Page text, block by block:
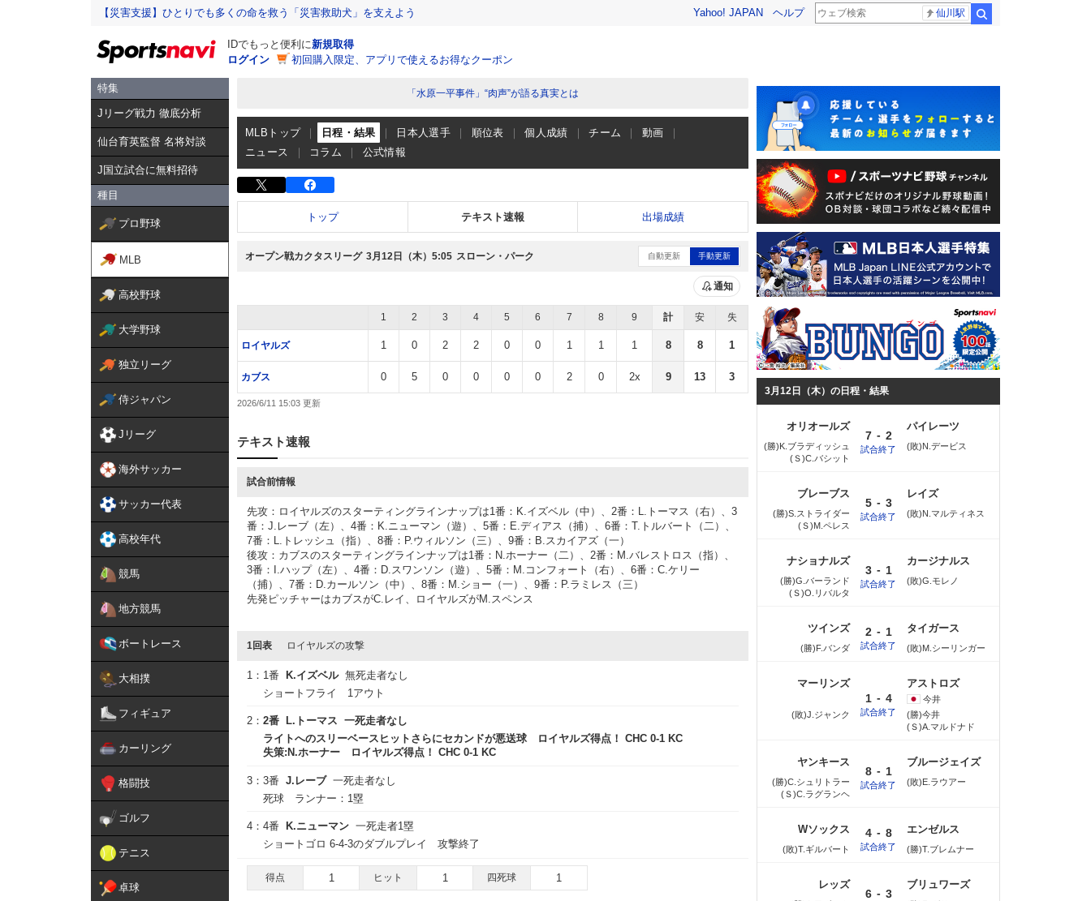
【災害支援】ひとりでも多くの命を救う「災害救助犬」を支えよう Yahoo! JAPAN ヘルプ 仙川駅
IDでもっと便利に新規取得
ログイン
初回購入限定、アプリで使えるお得なクーポン
特集
Jリーグ戦力 徹底分析
仙台育英監督 名将対談
J国立試合に無料招待
種目
プロ野球
MLB
高校野球
大学野球
独立リーグ
侍ジャパン
Jリーグ
海外サッカー
サッカー代表
高校年代
競馬
地方競馬
ボートレース
大相撲
フィギュア
カーリング
格闘技
ゴルフ
テニス
卓球
「水原一平事件」“肉声”が語る真実とは
MLBトップ 日程・結果 日本人選手 順位表 個人成績 チーム
動画
ニュース
コラム 公式情報
トップ テキスト速報 出場成績
オープン戦カクタスリーグ 3月12日（木） 5:05 スローン・パーク 自動更新 手動更新
通知
1 2 3 4 5 6 7 8 9 計 安 失
ロイヤルズ 1 0 2 2 0 0 1 1 1 8 8 1
カブス 0 5 0 0 0 0 2 0 2x 9 13 3
2026/6/11 15:03
テキスト速報
試合前情報
先攻：ロイヤルズのスターティングラインナップは1番：K.イズベル（中）、2番：L.トーマス（右）、3
番：J.レーブ（左）、4番：K.ニューマン（遊）、5番：E.ディアス（捕）、6番：T.トルバート（二）、
7番：L.トレッシュ（指）、8番：P.ウィルソン（三）、9番：B.スカイアズ（一）
後攻：カブスのスターティングラインナップは1番：N.ホーナー（二）、2番：M.バレストロス（指）、
3番：I.ハップ（左）、4番：D.スワンソン（遊）、5番：M.コンフォート（右）、6番：C.ケリー
（捕）、7番：D.カールソン（中）、8番：M.ショー（一）、9番：P.ラミレス（三）
先発ピッチャーはカブスがC.レイ、ロイヤルズがM.スペンス
1回表 ロイヤルズの攻撃
1： 1番 K.イズベル 無死走者なし
ショートフライ 1アウト
2： 2番 L.トーマス 一死走者なし
ライトへのスリーベースヒットさらにセカンドが悪送球 ロイヤルズ得点！ CHC 0-1 KC
失策:N.ホーナー ロイヤルズ得点！ CHC 0-1 KC
3： 3番 J.レーブ 一死走者なし
死球 ランナー：1塁
4： 4番 K.ニューマン 一死走者1塁
ショートゴロ 6-4-3のダブルプレイ 攻撃終了
得点 1 ヒット 1 四死球 1
3月12日（木）の日程・結果
オリオールズ
(勝)K.ブラディッシュ
(Ｓ)C.バシット
7 - 2
試合終了
パイレーツ
(敗)N.デービス
ブレーブス
(勝)S.ストライダー
(Ｓ)M.ペレス
5 - 3
試合終了
レイズ
(敗)N.マルティネス
ナショナルズ
(勝)G.バーランド
(Ｓ)O.リバルタ
3 - 1
試合終了
カージナルス
(敗)G.モレノ
ツインズ
(勝)F.バンダ
2 - 1
試合終了
タイガース
(敗)M.シーリンガー
マーリンズ
(敗)J.ジャンク
1 - 4
試合終了
アストロズ
今井
(勝)今井
(Ｓ)A.マルドナド
ヤンキース
(勝)C.シュリトラー
(Ｓ)C.ラグランヘ
8 - 1
試合終了
ブルージェイズ
(敗)E.ラウアー
Wソックス
(敗)T.ギルバート
4 - 8
試合終了
エンゼルス
(勝)T.ブレムナー
レッズ
6 - 3
ブリュワーズ